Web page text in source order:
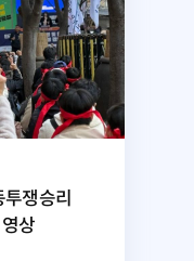
쟁승리
상